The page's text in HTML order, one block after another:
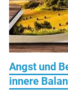
Angst und
innere